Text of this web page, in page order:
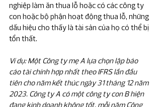
nghiệp làm ăn thua lỗ hoặc có các công ty
con hoặc bộ phận hoạt động thua lỗ, những
dấu hiệu cho thấy là tài sản của họ có thể bị
tổn thất.
Ví dụ: Một Công ty mẹ A lựa chọn lập báo
cáo tài chính hợp nhất theo IFRS lần đầu
tiên cho năm kết thúc ngày 31 tháng 12 năm
2023. Công ty A có một công ty con B hiện
đang kinh doanh không tốt, mỗi năm Công